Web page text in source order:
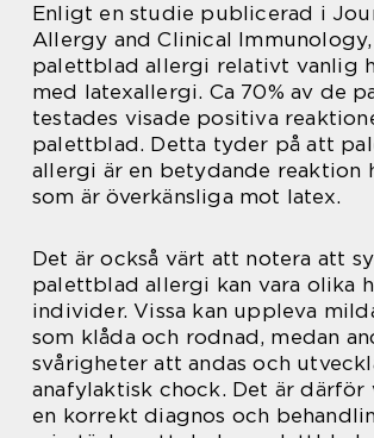
Enligt en studie publicerad i
Allergy and Clinical
palettblad allergi relativt vanlig
med latexallergi. Ca 70% av de
testades visade positiva
palettblad. Detta tyder på att
allergi är en betydande reaktion
som är överkänsliga mot latex.
Det är också värt att notera att
palettblad allergi kan vara olika
individer. Vissa kan uppleva
som klåda och rodnad, medan
svårigheter att andas och
anafylaktisk chock. Det är
en korrekt diagnos och